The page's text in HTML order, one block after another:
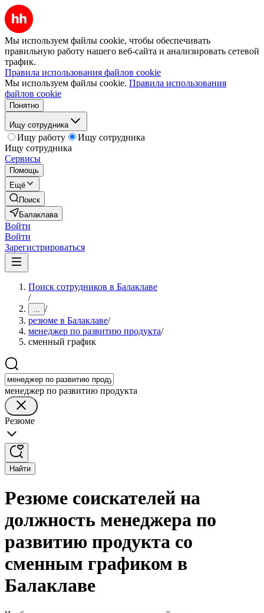
Мы используем файлы cookie, чтобы обеспечивать
правильную работу нашего веб-сайта и анализировать сетевой
трафик.
Правила использования файлов cookie
Мы используем файлы cookie. Правила использования
файлов cookie
Понятно
Ищу сотрудника
Ищу работу
Ищу сотрудника
Ищу сотрудника
Сервисы
Помощь
Ещё
Поиск
Балаклава
Войти
Войти
Зарегистрироваться
Поиск сотрудников в Балаклаве
/
... /
резюме в Балаклаве/
менеджер по развитию продукта/
сменный график
менеджер по развитию продукта
Резюме
Найти
Резюме соискателей на
должность менеджера по
развитию продукта со
сменным графиком в
Балаклаве